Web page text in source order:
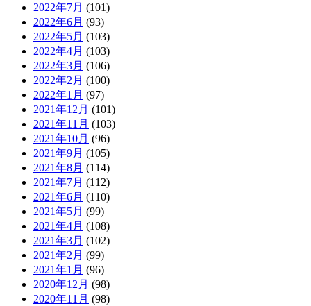
2022年7月 (101)
2022年6月 (93)
2022年5月 (103)
2022年4月 (103)
2022年3月 (106)
2022年2月 (100)
2022年1月 (97)
2021年12月 (101)
2021年11月 (103)
2021年10月 (96)
2021年9月 (105)
2021年8月 (114)
2021年7月 (112)
2021年6月 (110)
2021年5月 (99)
2021年4月 (108)
2021年3月 (102)
2021年2月 (99)
2021年1月 (96)
2020年12月 (98)
2020年11月 (98)